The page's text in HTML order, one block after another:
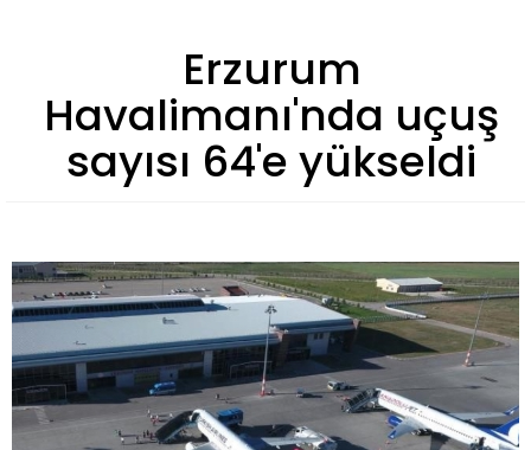
Erzurum
Havalimanı'nda uçuş
sayısı 64'e yükseldi